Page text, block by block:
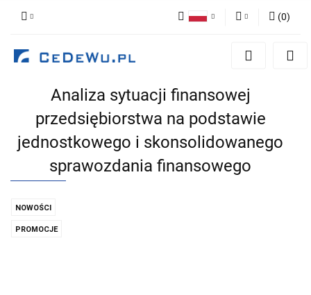
Zaloguj się
Dodaj zgłoszenie
Zgody cookies
(0)
Analiza sytuacji finansowej
przedsiębiorstwa na podstawie
jednostkowego i skonsolidowanego
sprawozdania finansowego
NOWOŚCI
PROMOCJE